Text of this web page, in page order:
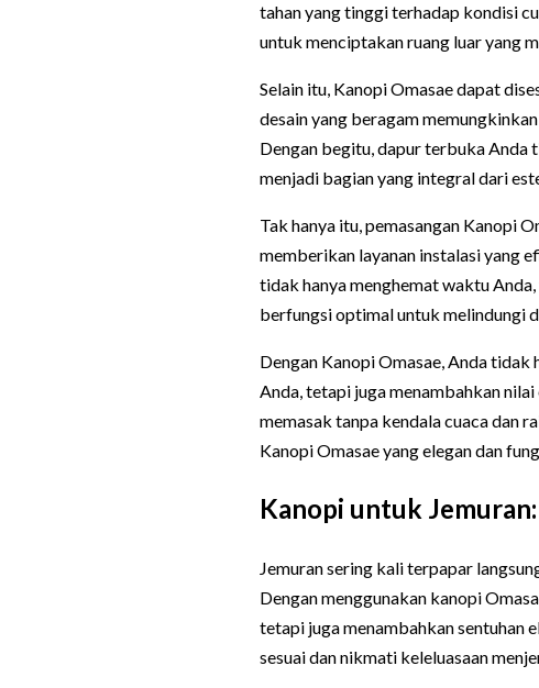
tahan yang tinggi terhadap kondisi
untuk menciptakan ruang luar yang
Selain itu, Kanopi Omasae dapat
desain yang beragam
Dengan begitu, dapur terbuka Anda
menjadi bagian yang integral dari
Tak hanya itu, pemasangan Kanopi
memberikan layanan instalasi yang
tidak hanya menghemat waktu
berfungsi optimal untuk melindungi
Dengan Kanopi Omasae, Anda
Anda, tetapi juga menambahkan
memasak tanpa kendala cuaca dan
Kanopi Omasae yang elegan dan
Kanopi untuk
Jemuran sering kali terpapar
Dengan menggunakan kanopi
tetapi juga menambahkan sentuhan
sesuai dan nikmati keleluasaan